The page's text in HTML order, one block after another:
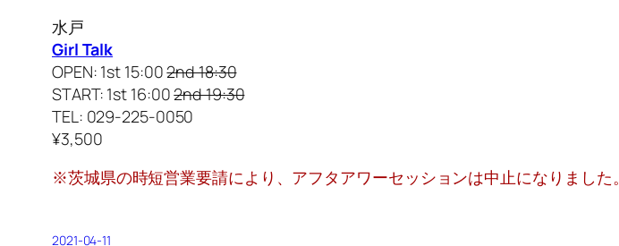
水戸
Girl Talk
OPEN: 1st 15:002nd 18:30
START: 1st 16:002nd 19:30
TEL: 029-225-0050
¥3,500
※茨城県の時短営業要請により、アフタアワーセッションは中止になりました。
2021-04-11